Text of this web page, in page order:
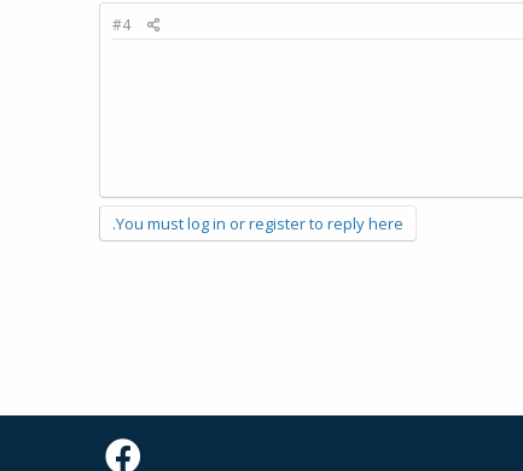
#4
You must log in or register to reply here.